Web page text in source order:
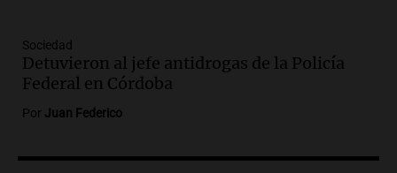
del paso internacional por intenso
temporal de nieve en la alta montaña
Panorama Federal
Audio.Consejo Deliberante de San
tras explosión mortal en edificio
Sociedad
Detuvieron al jefe antidrogas de la Policía
Federal en Córdoba
Por Juan Federico